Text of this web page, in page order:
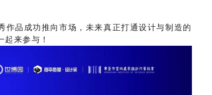
作品成功推向市场，未来真正打通设计与制造的
起来参与 ！